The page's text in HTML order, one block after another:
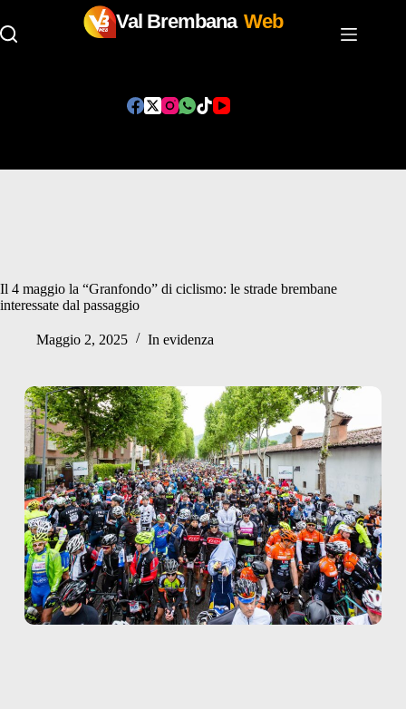
Val Brembana Web
Il 4 maggio la “Granfondo” di ciclismo: le strade brembane
interessate dal passaggio
Maggio 2, 2025 In evidenza